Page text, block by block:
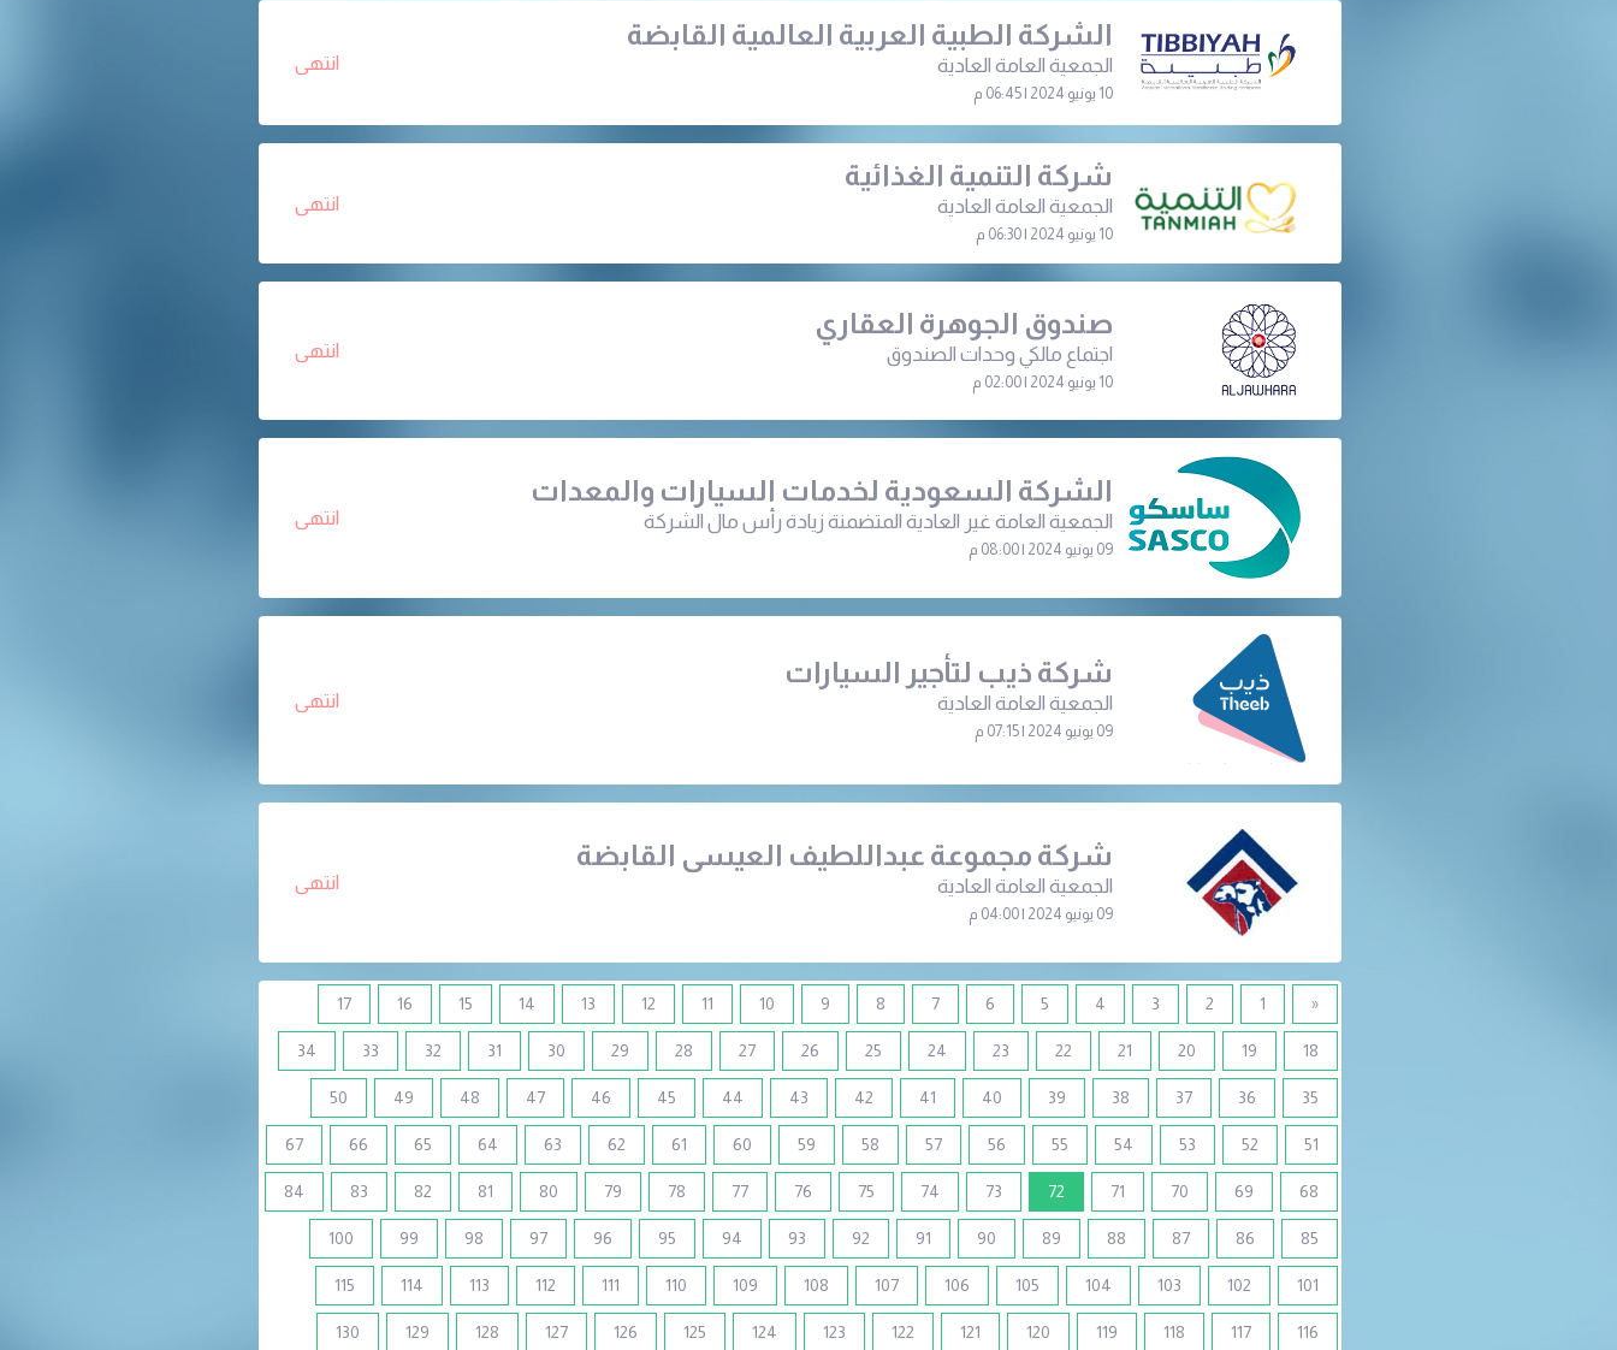
الشركة الطبية العربية العالمية القابضة
الجمعية العامة العادية
10 يونيو 2024 | 06:45 م
انتهى
شركة التنمية الغذائية
الجمعية العامة العادية
10 يونيو 2024 | 06:30 م
انتهى
صندوق الجوهرة العقاري
اجتماع مالكي وحدات الصندوق
10 يونيو 2024 | 02:00 م
انتهى
الشركة السعودية لخدمات السيارات والمعدات
الجمعية العامة غير العادية المتضمنة زيادة رأس مال الشركة
09 يونيو 2024 | 08:00 م
انتهى
شركة ذيب لتأجير السيارات
الجمعية العامة العادية
09 يونيو 2024 | 07:15 م
انتهى
شركة مجموعة عبداللطيف العيسى القابضة
الجمعية العامة العادية
09 يونيو 2024 | 04:00 م
انتهى
«
1
2
3
4
5
6
7
8
9
10
11
12
13
14
15
16
17
18
19
20
21
22
23
24
25
26
27
28
29
30
31
32
33
34
35
36
37
38
39
40
41
42
43
44
45
46
47
48
49
50
51
52
53
54
55
56
57
58
59
60
61
62
63
64
65
66
67
68
69
70
71
72
73
74
75
76
77
78
79
80
81
82
83
84
85
86
87
88
89
90
91
92
93
94
95
96
97
98
99
100
101
102
103
104
105
106
107
108
109
110
111
112
113
114
115
116
117
118
119
120
121
122
123
124
125
126
127
128
129
130